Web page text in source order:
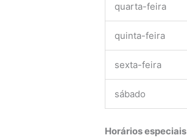
quarta-feira
quinta-feira
sexta-feira
sábado
Horários especiais